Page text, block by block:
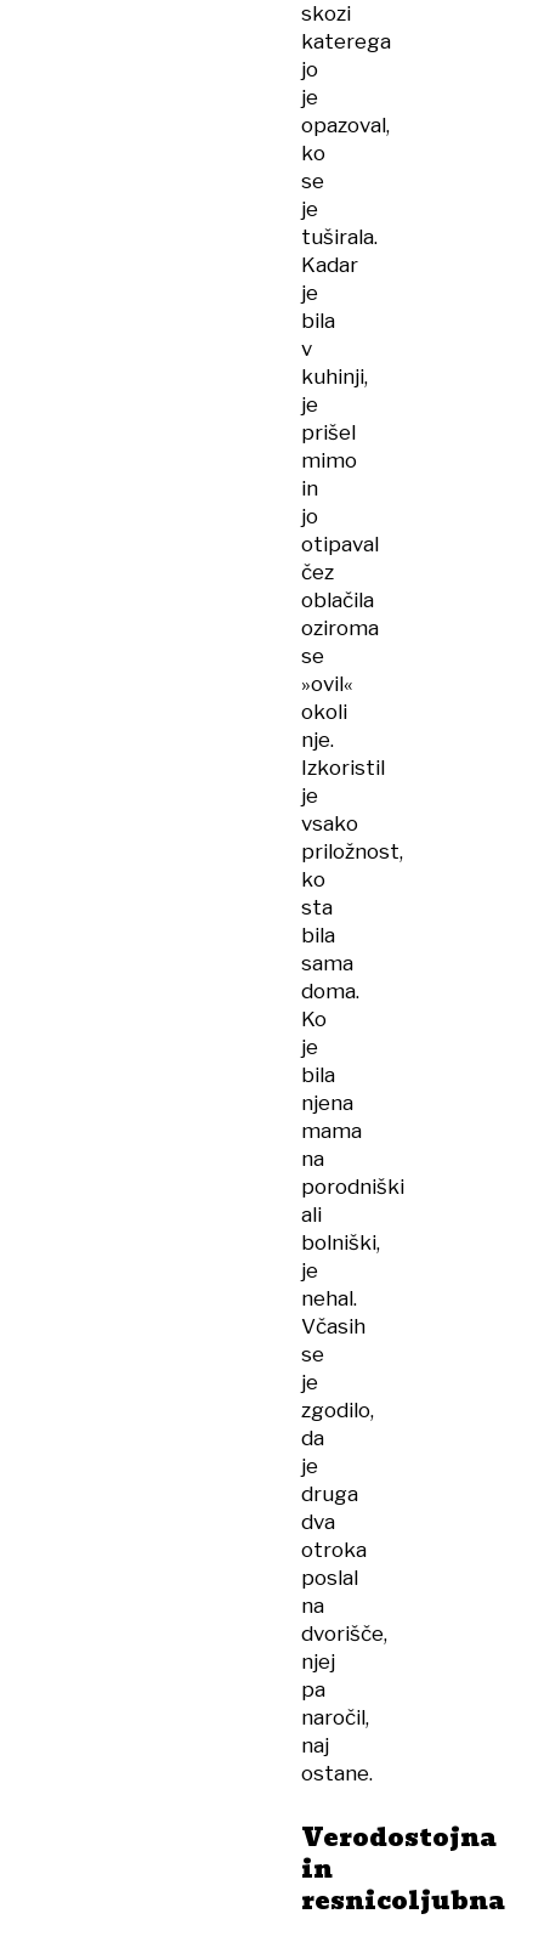
skozi
katerega
jo
je
opazoval,
ko
se
je
tuširala.
Kadar
je
bila
v
kuhinji,
je
prišel
mimo
in
jo
otipaval
čez
oblačila
oziroma
se
»ovil«
okoli
nje.
Izkoristil
je
vsako
priložnost,
ko
sta
bila
sama
doma.
Ko
je
bila
njena
mama
na
porodniški
ali
bolniški,
je
nehal.
Včasih
se
je
zgodilo,
da
je
druga
dva
otroka
poslal
na
dvorišče,
njej
pa
naročil,
naj
ostane.
Verodostojna
in
resnicoljubna